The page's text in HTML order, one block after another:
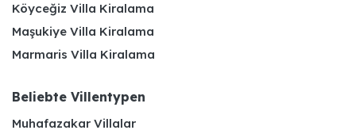
Köyceğiz Villa Kiralama
Maşukiye Villa Kiralama
Marmaris Villa Kiralama
Beliebte Villentypen
Muhafazakar Villalar